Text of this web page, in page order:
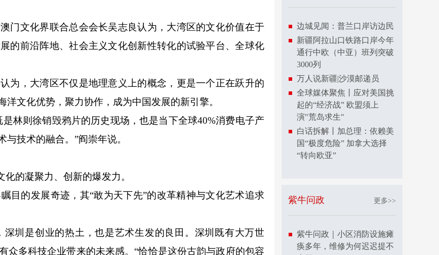
文化界联合总会会长吴志良认为，大湾区的文化价值在于
的前沿阵地、社会主义文化创新性转化的试验平台、全球化
，大湾区不仅是地理意义上的概念，更是一个正在跃升的
文化优势，聚力协作，成为中国发展的新引擎。
则徐销毁鸦片的历史现场，也是当下全球40%消费电子产
技术的融合。”阎崇年说。
的凝聚力、创新的爆发力。
的发展奇迹，其“敢为天下先”的改革精神与文化艺术追求
是创业的热土，也是艺术生发的良田。深圳既有大万世
众多科技企业带来的未来感。“恰恰是这份古韵与政府的包容
边城见闻：普兰口岸访边民
新疆阿拉山口铁路口岸今年
通行中欧（中亚）班列突破
3000列
万人说新疆|沙漠邮递员
全球媒体聚焦丨应对美国挑
起的“经济战” 欧盟须上
演"荒岛求生"
白话拆解丨加总理：依赖美
国“极度危险” 加拿大选择
“转向欧亚”
紫牛问政 更多>>
紫牛问政｜小区消防设施瘫
痪多年，维修为何迟迟提不